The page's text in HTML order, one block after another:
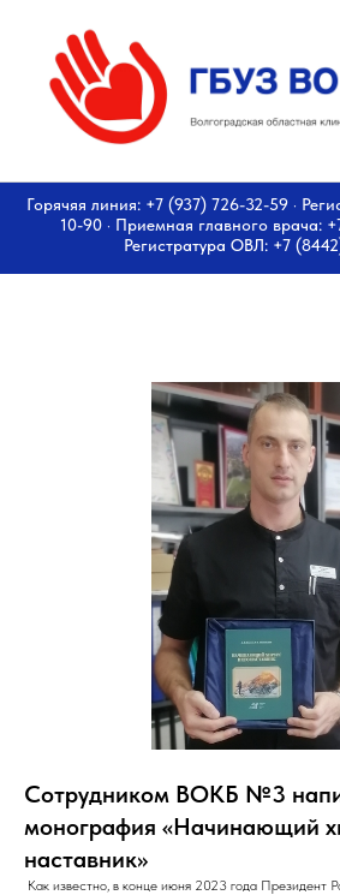
Горячяя линия: +7 (937) 726-32-59 ·
10-90 · Приемная главного врача:
Регистратура ОВЛ: +7
Сотрудником ВОКБ №3
монография «Начинающий
наставник»
Как известно, в конце июня 2023 года Президент